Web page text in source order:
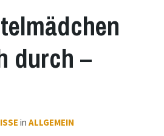
durch –
in ALLGEMEIN